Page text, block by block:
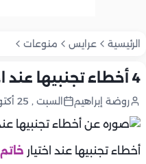
الرئيسية عرايس منوعات
4 أخطاء تجنبيها عند اختيار خاتم الزفاف
روضة إبراهيم السبت , 25 أكتوبر 2025 ,10:21 ص
أخطاء تجنبيها عند اختيار خاتم